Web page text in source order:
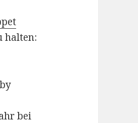
halten:
bei